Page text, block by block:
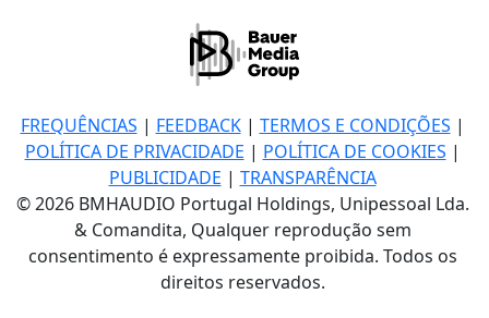
FREQUÊNCIAS | FEEDBACK| TERMOS E CONDIÇÕES |
POLÍTICA DE PRIVACIDADE | POLÍTICA DE COOKIES |
PUBLICIDADE | TRANSPARÊNCIA
© 2026 BMHAUDIO Portugal Holdings, Unipessoal Lda.
& Comandita, Qualquer reprodução sem
consentimento é expressamente proibida. Todos os
direitos reservados.